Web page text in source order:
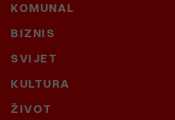
KOMUNAL
BIZNIS
SVIJET
KULTURA
ŽIVOT